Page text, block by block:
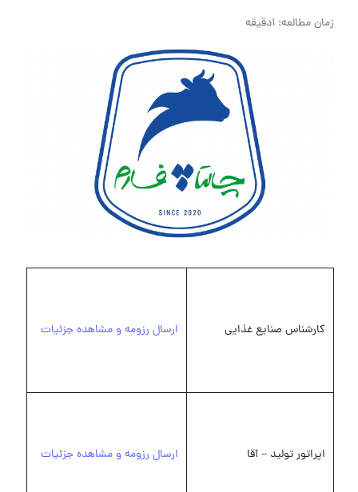
زمان مطالعه: 1دقیقه
کارشناس صنایع غذایی ارسال رزومه و مشاهده جزئیات
اپراتور تولید – آقا ارسال رزومه و مشاهده جزئیات